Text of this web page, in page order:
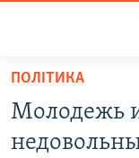
Перейти
основного
матеріалу
РАДІО СВОБОДА
ВСЕ ЗА ДОБУ
ПОЛІТИКА
Молодежь